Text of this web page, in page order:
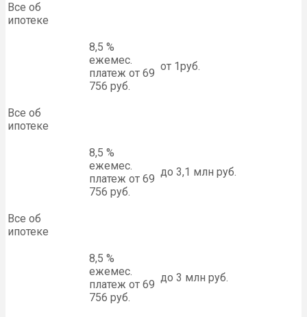
Все об
ипотеке
8,5 %
ежемес.
платеж от 69
756 руб.
от 1руб.
Все об
ипотеке
8,5 %
ежемес.
платеж от 69
756 руб.
до 3,1 млн руб.
Все об
ипотеке
8,5 %
ежемес.
платеж от 69
756 руб.
до 3 млн руб.